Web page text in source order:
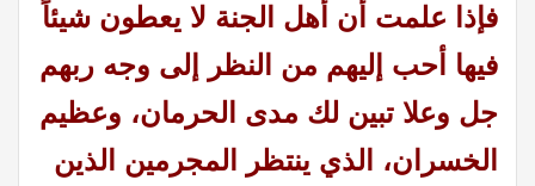
فإذا علمت أن أهل الجنة لا يعطون شيئاً
فيها أحب إليهم من النظر إلى وجه ربهم
جل وعلا تبين لك مدى الحرمان، وعظيم
الخسران، الذي ينتظر المجرمين الذين